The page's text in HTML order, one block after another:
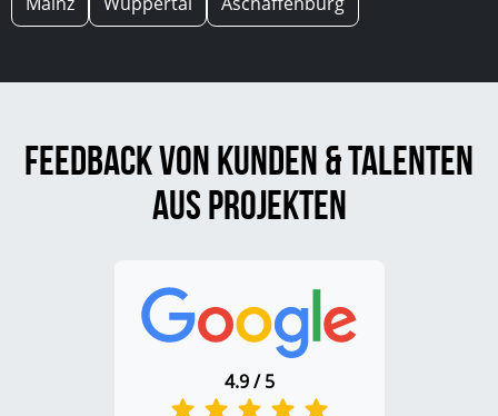
Feedback von Kunden & Talenten
aus Projekten
4.9 / 5